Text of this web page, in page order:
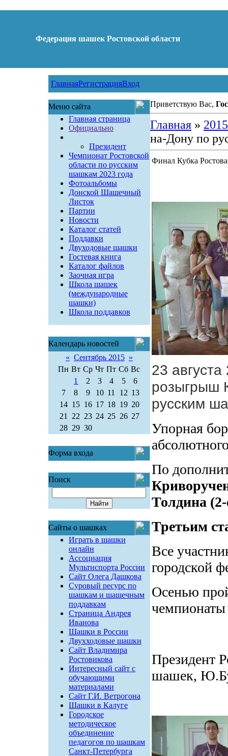
Федерация шашек Ростовской области
ГлавнаяРегистрацияВход
Меню сайта
Главная страница
Официально
Президент
Чемпионат Ростовской
области по русским
шашкам 2023 года
Фотоальбомы
Донской Шашечный
Листок
Партии
Новости
Каталог статей
Поддавки
Двуходовые шашки
Гостевая книга
Каталог файлов
Заочная игра
Школа шашек
(международные
шашки)
Школа поддавков
Календарь новостей
« Сентябрь 2015 »
Пн Вт Ср Чт Пт Сб Вс
1
2 3 4 5
6
7
8 9 10 11 12 13
14 15 16 17 18 19 20
21
22 23 24 25 26 27
28 29 30
Форма входа
Поиск
Сайты о шашках
Играть в шашки
онлайн
Ассоциация
Мультиспорта России
Сайт Олега Дашкова
Суровый ресурс по
шашкам и шашечным
поддавкам
Страница Андрея
Иванова
Шашки в России
Двухходовые шашки
Сайт Владимира
Ростовикова
Интересный сайт с
обучающими
материалами
Сайт Г.И. Ветрогона
Шашки в Калуге
Городское
методическое
объединение
педагогов по шашкам
Санкт-Петербурга
Приветствую Вас,
Главная» 2015
на-Дону по
Финал Кубка
23
розыгрыш
русским
Упорная
По
Толдина (2-
Третьим
Все
городской
Осенью
чемпионаты
Президент
шашек,